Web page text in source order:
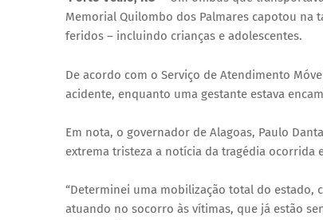
Memorial Quilombo dos Palmares capotou na
feridos – incluindo crianças e adolescentes.
De acordo com o Serviço de Atendimento
acidente, enquanto uma gestante estava
Em nota, o governador de Alagoas, Paulo
extrema tristeza a notícia da tragédia ocorrida
“Determinei uma mobilização total do estado,
atuando no socorro às vítimas, que já estão